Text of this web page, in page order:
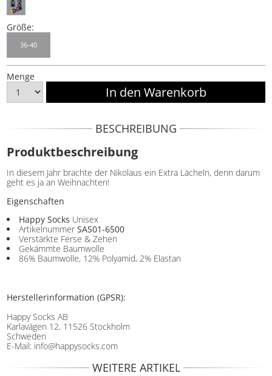
Größe:
36-40
Menge
BESCHREIBUNG
Produktbeschreibung
In diesem Jahr brachte der Nikolaus ein Extra Lächeln, denn darum
geht es ja an Weihnachten!
Eigenschaften
Happy Socks Unisex
ArtikelnummerSAS01-6500
Verstärkte Ferse & Zehen
Gekämmte Baumwolle
86% Baumwolle, 12% Polyamid, 2% Elastan
Herstellerinformation (GPSR):
Happy Socks AB
Karlavägen 12, 11526 Stockholm
Schweden
E-Mail: info@happysocks.com
WEITERE ARTIKEL